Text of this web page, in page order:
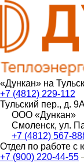
«Дункан» на
+7 (4812) 229-112
Тульский пер., д.
ООО «Дункан»
Смоленск, ул.
+7 (4812) 567-
Отдел по работе с
+7 (900) 220-44-55